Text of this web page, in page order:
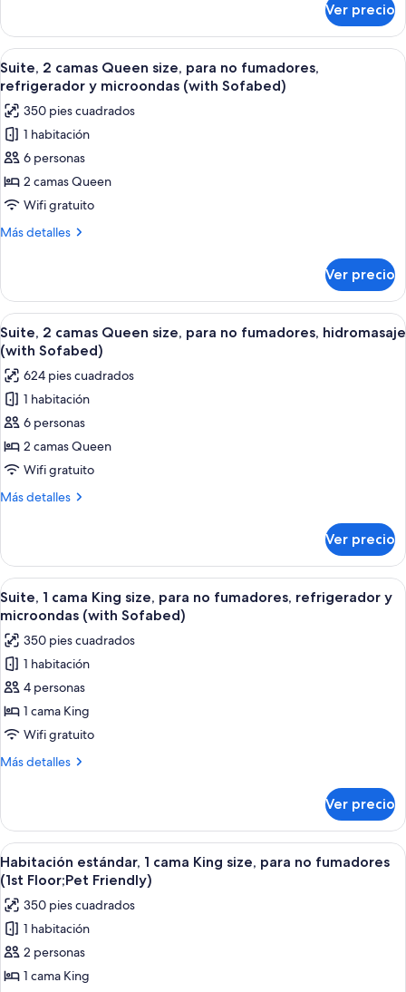
no
fumadores,
hidromasaje
(with
Sofabed)
1
cama
King
size,
no
fumadores,
hidromasaje
(with
Sofabed)
Ver precio
Abrir
todas
las
fotos
de
Suite,
2
camas
Queen
no
fumadores,
refrigerador
y
microondas
(with
Sofabed)
Habitación de hotel con dos camas,
5
Suite, 2 camas Queen size, para no fumadores,
refrigerador y microondas (with Sofabed)
350 pies cuadrados
1 habitación
6 personas
2 camas Queen
Wifi gratuito
Más detalles
Más
2
camas
Queen
size,
para
no
fumadores,
refrigerador
y
microondas
Sofabed)
Ver precio
Abrir
todas
las
fotos
de
Suite,
2
camas
Queen
no
fumadores,
hidromasaje
(with
Sofabed)
Una habitación de hotel con una
4
Suite, 2 camas Queen size, para no fumadores, hidromasaje
(with Sofabed)
624 pies cuadrados
1 habitación
6 personas
2 camas Queen
Wifi gratuito
Más detalles
Más
2
camas
Queen
size,
no
fumadores,
hidromasaje
(with
Sofabed)
Ver precio
Abrir
todas
las
fotos
de
Suite,
1
cama
King
no
fumadores,
refrigerador
y
microondas
(with
Sofabed)
Habitación de hotel con una cama
5
Suite, 1 cama King size, para no fumadores, refrigerador y
microondas (with Sofabed)
350 pies cuadrados
1 habitación
4 personas
1 cama King
Wifi gratuito
Más detalles
Más
1
cama
King
size,
para
no
fumadores,
refrigerador
y
microondas
Ver precio
Abrir
todas
las
fotos
de
Habitación
estándar,
Habitación de hotel con una cama
4
Habitación estándar, 1 cama King size, para no fumadores
(1st Floor;Pet Friendly)
350 pies cuadrados
1 habitación
2 personas
1 cama King